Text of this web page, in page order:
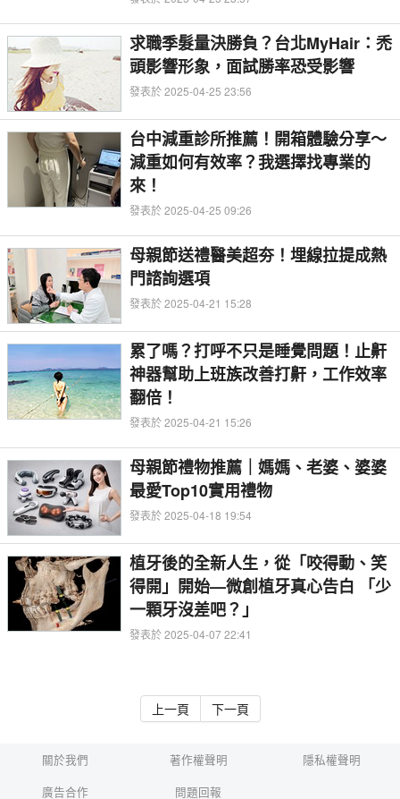
求職季髮量決勝負？台北MyHair：禿
頭影響形象，面試勝率恐受影響
發表於 2025-04-25 23:56
台中減重診所推薦！開箱體驗分享～
減重如何有效率？我選擇找專業的
來！
發表於 2025-04-25 09:26
母親節送禮醫美超夯！埋線拉提成熱
門諮詢選項
發表於 2025-04-21 15:28
累了嗎？打呼不只是睡覺問題！止鼾
神器幫助上班族改善打鼾，工作效率
翻倍！
發表於 2025-04-21 15:26
母親節禮物推薦｜媽媽、老婆、婆婆
最愛Top10實用禮物
發表於 2025-04-18 19:54
植牙後的全新人生，從「咬得動、笑
得開」開始—微創植牙真心告白 「少
一顆牙沒差吧？」
發表於 2025-04-07 22:41
上一頁 下一頁
關於我們 著作權聲明
隱私權聲明
廣告合作
問題回報